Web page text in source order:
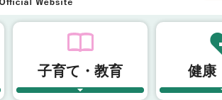
子育て・教育 健康